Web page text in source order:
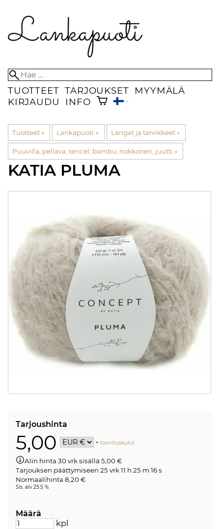
TUOTTEET TARJOUKSET
MYYMÄLÄ
KIRJAUDU
INFO
Tuotteet‪» Lankapuoti ‪» Langat ja tarvikkeet ‪»
Puuvilla, pellava, tencel, bambu, nokkonen, juutti ‪»
KATIA PLUMA
Tarjoushinta
5,00 +toimituskulut
Alin hinta 30 vrk sisällä 5,00 €
Tarjouksen päättymiseen 25 vrk 11 h 25 m 15 s
Normaalihinta 8,20 €
Sis. alv 25.5 %
Määrä
kpl